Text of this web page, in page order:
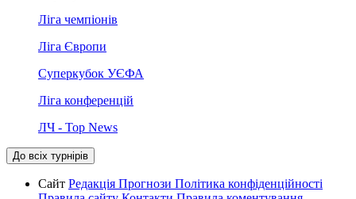
Ліга чемпіонів
Ліга Європи
Суперкубок УЄФА
Ліга конференцій
ЛЧ - Top News
До всіх турнірів
Сайт Редакція Прогнози Політика конфіденційності